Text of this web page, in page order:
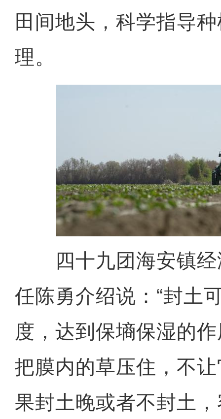
田间地头，科学指导
理。
四十九团海安镇经
任陈勇介绍说：“封土
度，达到保墒保湿的
把膜内的草压住，不
果封土晚或者不封土